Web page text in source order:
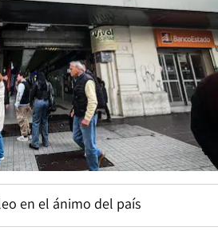
en el ánimo del país